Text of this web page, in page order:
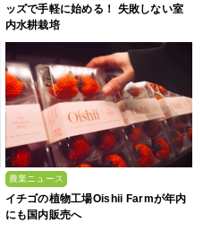
ッズで手軽に始める！ 失敗しない室
内水耕栽培
農業ニュース
イチゴの植物工場Oishii Farmが年内
にも国内販売へ